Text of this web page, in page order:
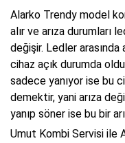
Alarko Trendy model
alır ve arıza durumları
değişir. Ledler
cihaz açık durumda
sadece yanıyor ise bu
demektir, yani arıza
yanıp söner ise bu bir
Umut Kombi Servisi ile